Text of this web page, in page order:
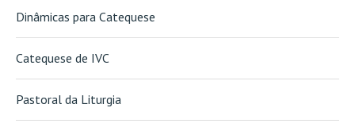
Dinâmicas para Catequese
Catequese de IVC
Pastoral da Liturgia